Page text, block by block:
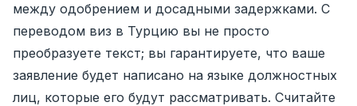
между одобрением и досадными задержками. С
переводом виз в Турцию вы не просто
преобразуете текст; вы гарантируете, что ваше
заявление будет написано на языке должностных
лиц, которые его будут рассматривать. Считайте